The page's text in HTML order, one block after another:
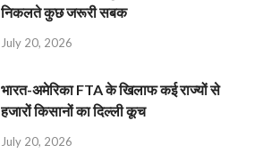
निकलते कुछ जरूरी सबक
July 20, 2026
भारत-अमेरिका FTA के खिलाफ कई राज्यों से
हजारों किसानों का दिल्ली कूच
July 20, 2026